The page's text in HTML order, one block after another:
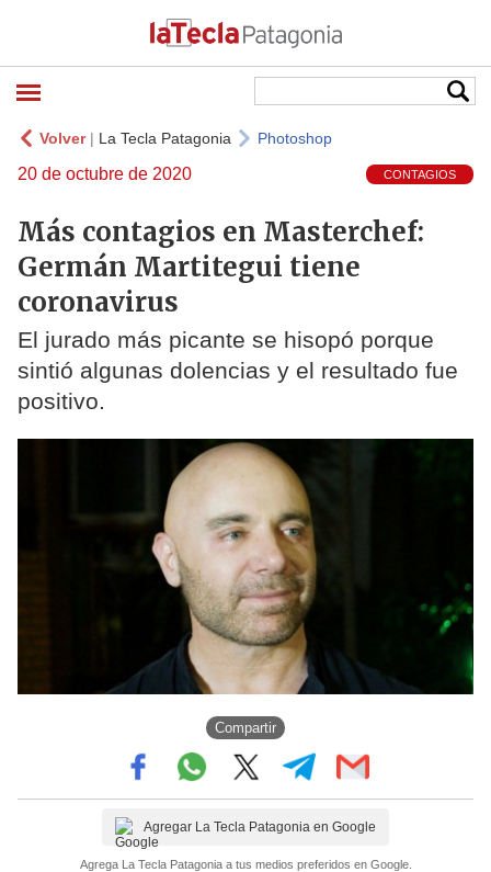
Volver| La Tecla Patagonia Photoshop
20 de octubre de 2020 CONTAGIOS
Más contagios en Masterchef:
Germán Martitegui tiene
coronavirus
El jurado más picante se hisopó porque
sintió algunas dolencias y el resultado fue
positivo.
Compartir
Agregar La Tecla Patagonia en Google
Agrega La Tecla Patagonia a tus medios preferidos en Google.